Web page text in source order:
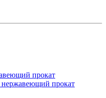
прокат
прокат